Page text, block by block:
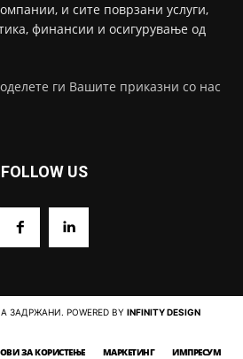
и сите поврзани услуги,
финансии и осигурување од
ги Вашите приказни со нас
FOLLOW US
ЗАДРЖАНИ. POWERED BY INFINITY DESIGN
ЗА КОРИСТЕЊЕ МАРКЕТИНГ ИМПРЕСУМ